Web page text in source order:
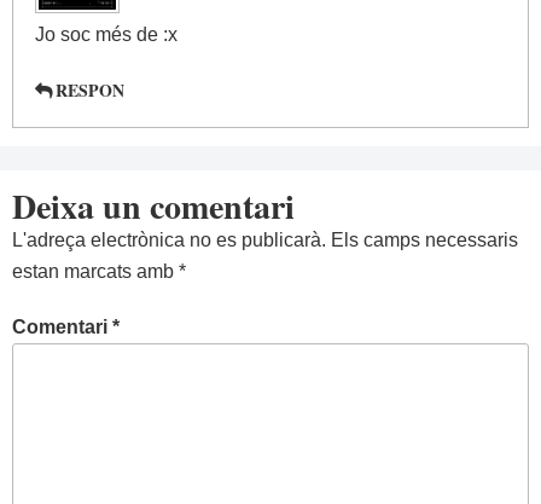
Jo soc més de :x
RESPON
Deixa un comentari
L'adreça electrònica no es publicarà. Els camps necessaris
estan marcats amb *
Comentari *